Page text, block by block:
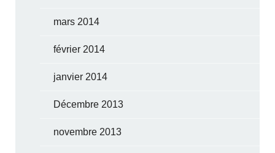
mars 2014
février 2014
janvier 2014
Décembre 2013
novembre 2013